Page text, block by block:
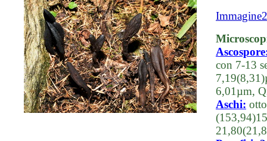
Immagine2
con 7-13
6,01µm,
Aschi: